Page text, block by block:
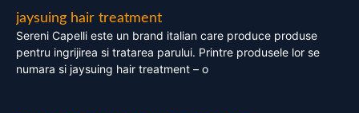
jaysuing hair treatment
Sereni Capelli este un brand italian care produce produse
pentru ingrijirea si tratarea parului. Printre produsele lor se
numara si jaysuing hair treatment – o